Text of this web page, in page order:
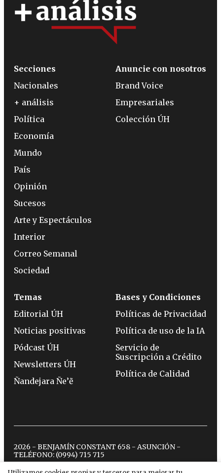
Secciones
Nacionales
+ análisis
Política
Economía
Mundo
País
Opinión
Sucesos
Arte y Espectáculos
Interior
Correo Semanal
Sociedad
Anuncie con nosotros
Brand Voice
Empresariales
Colección ÚH
Temas
Editorial ÚH
Noticias positivas
Pódcast ÚH
Newsletters ÚH
Ñandejara Ñe’ẽ
Bases y Condiciones
Políticas de Privacidad
Política de uso de la IA
Servicio de
Suscripción a Crédito
Política de Calidad
2026 - BENJAMÍN CONSTANT 658 - ASUNCIÓN -
TELÉFONO: (0994) 715 715